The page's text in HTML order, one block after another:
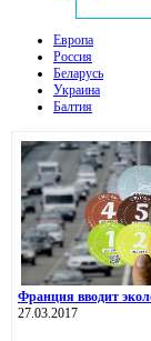
Европа
Россия
Беларусь
Украина
Балтия
Франция вводит
27.03.2017